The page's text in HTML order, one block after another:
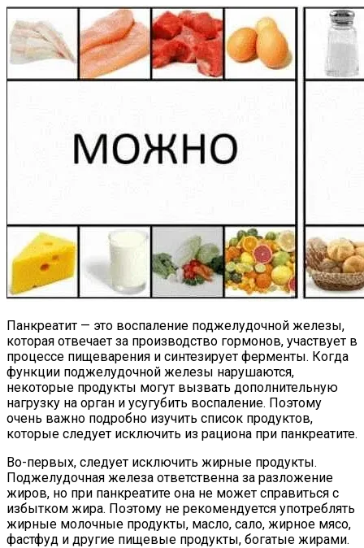
Панкреатит — это воспаление поджелудочной железы,
которая отвечает за производство гормонов, участвует в
процессе пищеварения и синтезирует ферменты. Когда
функции поджелудочной железы нарушаются,
некоторые продукты могут вызвать дополнительную
нагрузку на орган и усугубить воспаление. Поэтому
очень важно подробно изучить список продуктов,
которые следует исключить из рациона при панкреатите.
Во-первых, следует исключить жирные продукты.
Поджелудочная железа ответственна за разложение
жиров, но при панкреатите она не может справиться с
избытком жира. Поэтому не рекомендуется употреблять
жирные молочные продукты, масло, сало, жирное мясо,
фастфуд и другие пищевые продукты, богатые жирами.